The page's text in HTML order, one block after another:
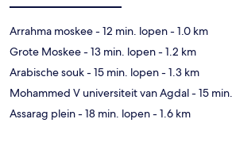
Arrahma moskee- 12 min. lopen- 1.0 km
Grote Moskee- 13 min. lopen- 1.2 km
Arabische souk- 15 min. lopen- 1.3 km
Mohammed V universiteit van Agdal- 15
Assarag plein- 18 min. lopen- 1.6 km